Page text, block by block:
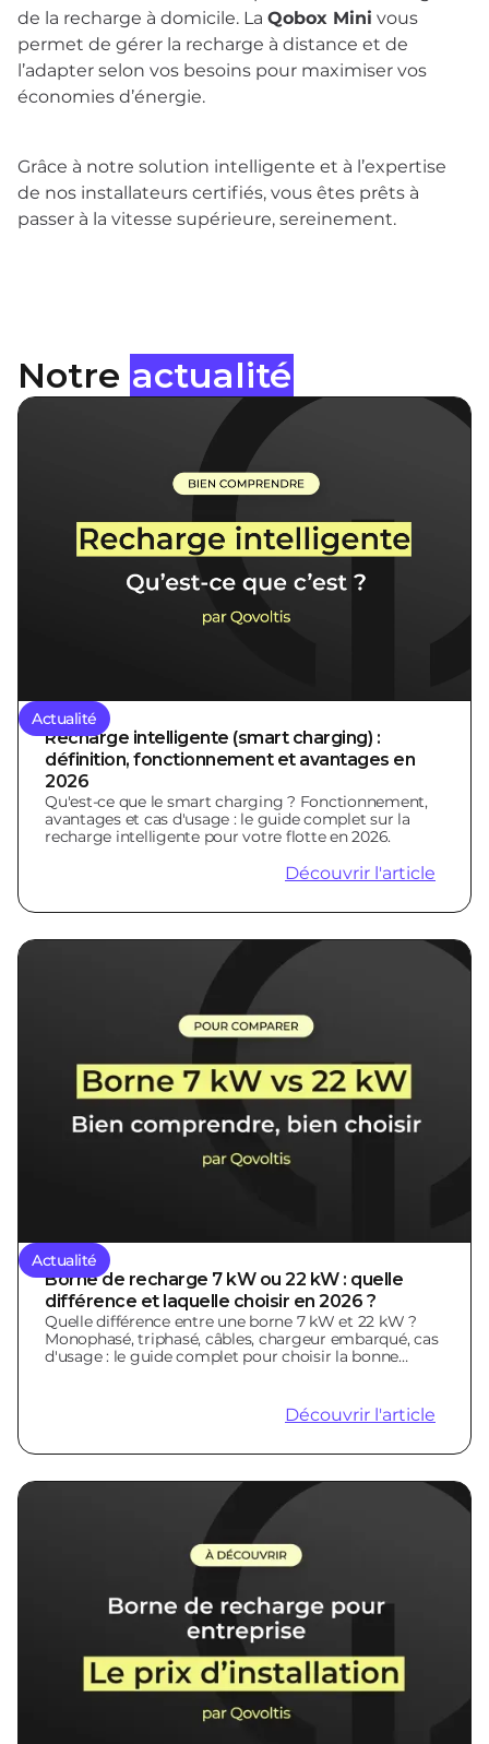
de la recharge à domicile. La Qobox Mini vous
permet de gérer la recharge à distance et de
l’adapter selon vos besoins pour maximiser vos
économies d’énergie.
Grâce à notre solution intelligente et à l’expertise
de nos installateurs certifiés, vous êtes prêts à
passer à la vitesse supérieure, sereinement.
Notre actualité
Actualité
Recharge intelligente (smart charging) :
définition, fonctionnement et avantages en
2026
Qu'est-ce que le smart charging ? Fonctionnement,
avantages et cas d'usage : le guide complet sur la
recharge intelligente pour votre flotte en 2026.
Découvrir l'article
Actualité
Borne de recharge 7 kW ou 22 kW : quelle
différence et laquelle choisir en 2026 ?
Quelle différence entre une borne 7 kW et 22 kW ?
Monophasé, triphasé, câbles, chargeur embarqué, cas
d'usage : le guide complet pour choisir la bonne
Découvrir l'article